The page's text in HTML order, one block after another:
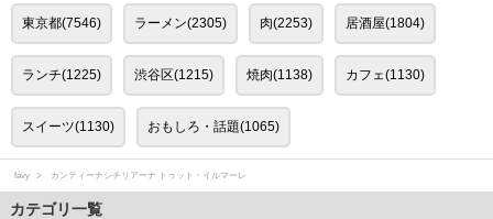
東京都(7546) ラーメン(2305) 肉(2253) 居酒屋(1804)
ランチ(1225) 渋谷区(1215) 焼肉(1138) カフェ(1130)
スイーツ(1130) おもしろ・話題(1065)
favy カンティーナシチリアーナ トゥット・イルマーレ
カテゴリ一覧